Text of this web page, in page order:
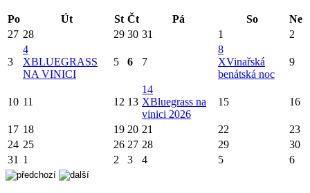
Po Út St Čt Pá So
Ne
27 28 29 30 31 1 2
3
4
XBLUEGRASS
NA VINICI
5 6 7
8
XVinařská
benátská noc
9
10 11 12 13
14
XBluegrass na
vinici 2026
15 16
17 18 19 20 21 22
23
24 25 26 27 28 29
30
31 1 2 3 4 5 6